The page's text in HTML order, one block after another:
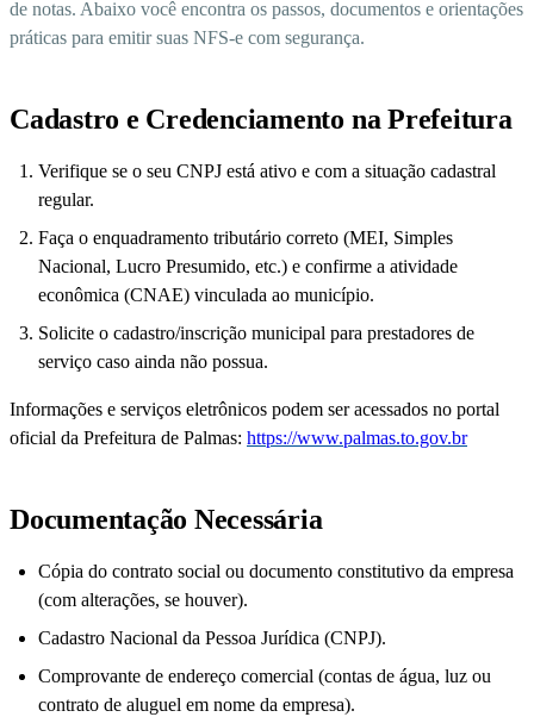
de notas. Abaixo você encontra os passos, documentos e orientações
práticas para emitir suas NFS-e com segurança.
Cadastro e Credenciamento na Prefeitura
Verifique se o seu CNPJ está ativo e com a situação cadastral
regular.
Faça o enquadramento tributário correto (MEI, Simples
Nacional, Lucro Presumido, etc.) e confirme a atividade
econômica (CNAE) vinculada ao município.
Solicite o cadastro/inscrição municipal para prestadores de
serviço caso ainda não possua.
Informações e serviços eletrônicos podem ser acessados no portal
oficial da Prefeitura de Palmas: https://www.palmas.to.gov.br
Documentação Necessária
Cópia do contrato social ou documento constitutivo da empresa
(com alterações, se houver).
Cadastro Nacional da Pessoa Jurídica (CNPJ).
Comprovante de endereço comercial (contas de água, luz ou
contrato de aluguel em nome da empresa).